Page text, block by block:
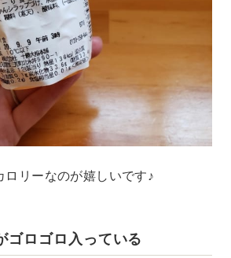
リーなのが嬉しいです♪
ゴロゴロ入っている